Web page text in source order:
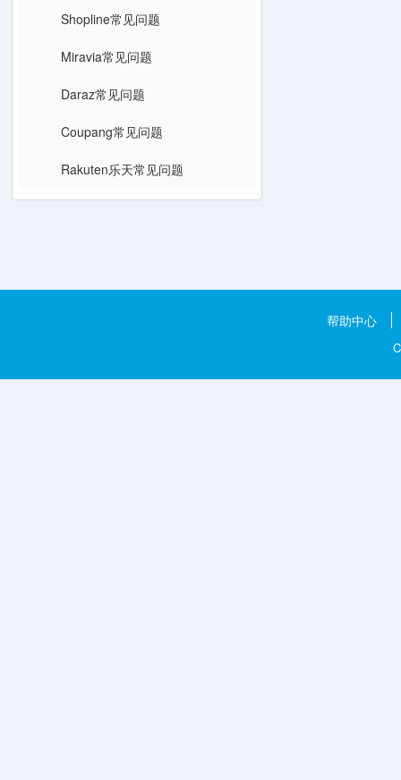
Shopline常见问题
Miravia常见问题
Daraz常见问题
Coupang常见问题
Rakuten乐天常见问题
帮助中心